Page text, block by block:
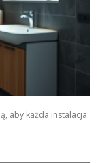
aby każda instalacja